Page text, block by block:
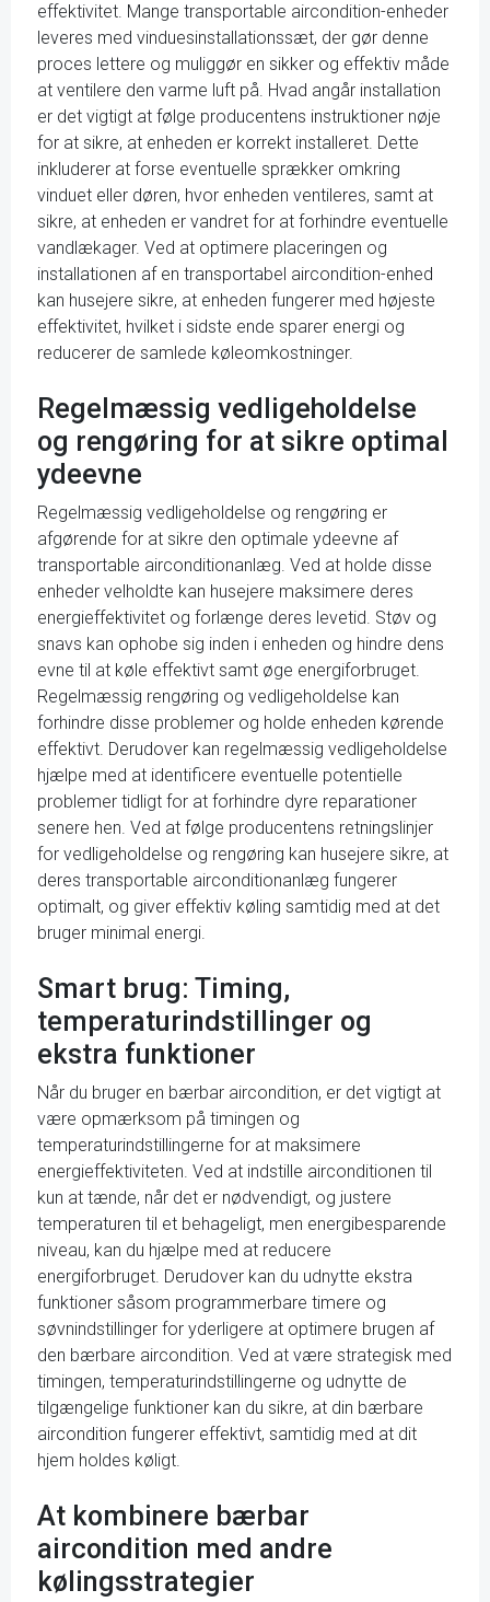
effektivitet. Mange transportable aircondition-enheder
leveres med vinduesinstallationssæt, der gør denne
proces lettere og muliggør en sikker og effektiv måde
at ventilere den varme luft på. Hvad angår installation
er det vigtigt at følge producentens instruktioner nøje
for at sikre, at enheden er korrekt installeret. Dette
inkluderer at forse eventuelle sprækker omkring
vinduet eller døren, hvor enheden ventileres, samt at
sikre, at enheden er vandret for at forhindre eventuelle
vandlækager. Ved at optimere placeringen og
installationen af en transportabel aircondition-enhed
kan husejere sikre, at enheden fungerer med højeste
effektivitet, hvilket i sidste ende sparer energi og
reducerer de samlede køleomkostninger.
Regelmæssig vedligeholdelse
og rengøring for at sikre optimal
ydeevne
Regelmæssig vedligeholdelse og rengøring er
afgørende for at sikre den optimale ydeevne af
transportable airconditionanlæg. Ved at holde disse
enheder velholdte kan husejere maksimere deres
energieffektivitet og forlænge deres levetid. Støv og
snavs kan ophobe sig inden i enheden og hindre dens
evne til at køle effektivt samt øge energiforbruget.
Regelmæssig rengøring og vedligeholdelse kan
forhindre disse problemer og holde enheden kørende
effektivt. Derudover kan regelmæssig vedligeholdelse
hjælpe med at identificere eventuelle potentielle
problemer tidligt for at forhindre dyre reparationer
senere hen. Ved at følge producentens retningslinjer
for vedligeholdelse og rengøring kan husejere sikre, at
deres transportable airconditionanlæg fungerer
optimalt, og giver effektiv køling samtidig med at det
bruger minimal energi.
Smart brug: Timing,
temperaturindstillinger og
ekstra funktioner
Når du bruger en bærbar aircondition, er det vigtigt at
være opmærksom på timingen og
temperaturindstillingerne for at maksimere
energieffektiviteten. Ved at indstille airconditionen til
kun at tænde, når det er nødvendigt, og justere
temperaturen til et behageligt, men energibesparende
niveau, kan du hjælpe med at reducere
energiforbruget. Derudover kan du udnytte ekstra
funktioner såsom programmerbare timere og
søvnindstillinger for yderligere at optimere brugen af
den bærbare aircondition. Ved at være strategisk med
timingen, temperaturindstillingerne og udnytte de
tilgængelige funktioner kan du sikre, at din bærbare
aircondition fungerer effektivt, samtidig med at dit
hjem holdes køligt.
At kombinere bærbar
aircondition med andre
kølingsstrategier